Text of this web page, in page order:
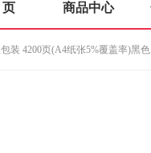
页 商品中心
装 4200页(A4纸张5%覆盖率)黑